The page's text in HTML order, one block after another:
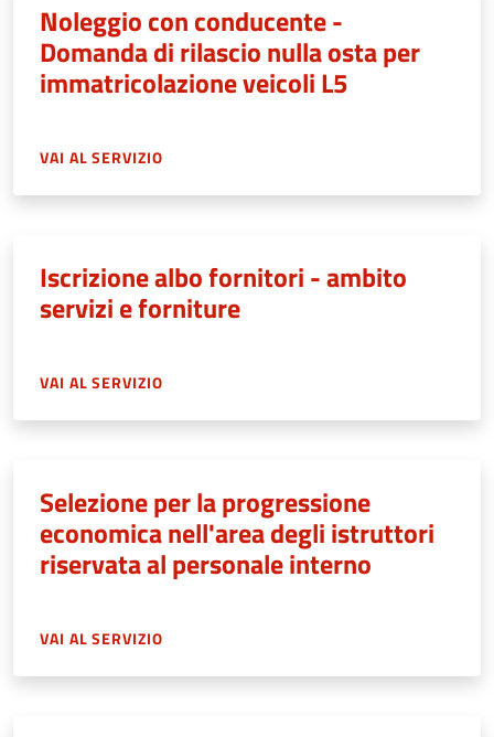
Noleggio con conducente -
Domanda di rilascio nulla osta per
immatricolazione veicoli L5
VAI AL SERVIZIO
Iscrizione albo fornitori - ambito
servizi e forniture
VAI AL SERVIZIO
Selezione per la progressione
economica nell'area degli istruttori
riservata al personale interno
VAI AL SERVIZIO